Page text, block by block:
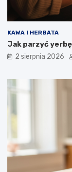
KAWA I HERBATA
Jak parzyć
2 sierpnia 2026